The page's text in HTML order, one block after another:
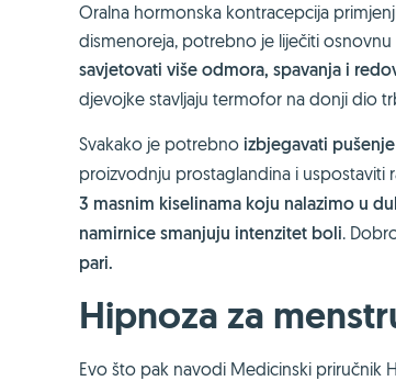
Oralna hormonska kontracepcija
dismenoreja, potrebno je liječiti
savjetovati više odmora, spavanja i
djevojke stavljaju termofor na donji dio
Svakako je potrebno izbjegavati
proizvodnju prostaglandina i uspostaviti
3 masnim kiselinama koju nalazimo u
namirnice smanjuju intenzitet boli.
pari.
Hipnoza za
Evo što pak navodi Medicinski priručnik